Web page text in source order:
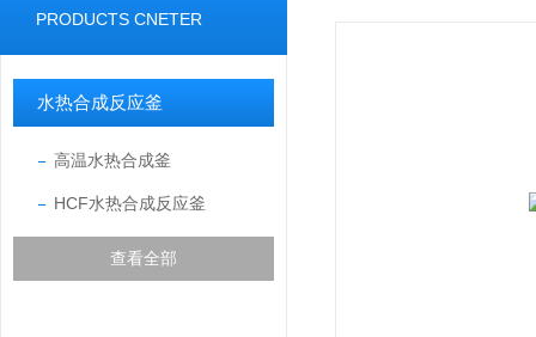
PRODUCTS CNETER
水热合成反应釜
高温水热合成釜
HCF水热合成反应釜
查看全部